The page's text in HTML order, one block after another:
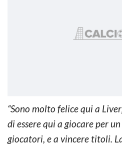
“Sono molto felice qui a
di essere qui a giocare per
giocatori, e a vincere titoli.